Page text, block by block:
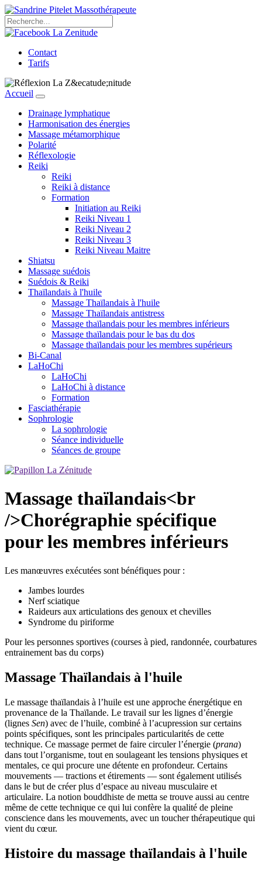
Contact
Tarifs
Accueil
Drainage lymphatique
Harmonisation des énergies
Massage métamorphique
Polarité
Réflexologie
Reiki
Reiki
Reiki à distance
Formation
Initiation au Reiki
Reiki Niveau 1
Reiki Niveau 2
Reiki Niveau 3
Reiki Niveau Maitre
Shiatsu
Massage suédois
Suédois & Reiki
Thaïlandais à l'huile
Massage Thaïlandais à l'huile
Massage Thaïlandais antistress
Massage thaïlandais pour les membres inférieurs
Massage thaïlandais pour le bas du dos
Massage thaïlandais pour les membres supérieurs
Bi-Canal
LaHoChi
LaHoChi
LaHoChi à distance
Formation
Fasciathérapie
Sophrologie
La sophrologie
Séance individuelle
Séances de groupe
Massage thaïlandais<br
/>Chorégraphie spécifique
pour les membres inférieurs
Les manœuvres exécutées sont bénéfiques pour :
Jambes lourdes
Nerf sciatique
Raideurs aux articulations des genoux et chevilles
Syndrome du piriforme
Pour les personnes sportives (courses à pied, randonnée, courbatures
entrainement bas du corps)
Massage Thaïlandais à l'huile
Le massage thaïlandais à l’huile est une approche énergétique en
provenance de la Thaïlande. Le travail sur les lignes d’énergie
(lignes Sen) avec de l’huile, combiné à l’acupression sur certains
points spécifiques, sont les principales particularités de cette
technique. Ce massage permet de faire circuler l’énergie (prana)
dans tout l’organisme, tout en soulageant les tensions physiques et
mentales, ce qui procure une détente en profondeur. Certains
mouvements — tractions et étirements — sont également utilisés
dans le but de créer plus d’espace au niveau musculaire et
articulaire. La notion bouddhiste de metta se trouve aussi au centre
même de cette technique ce qui lui confère la qualité de pleine
conscience dans les mouvements, avec un toucher thérapeutique qui
vient du cœur.
Histoire du massage thaïlandais à l'huile